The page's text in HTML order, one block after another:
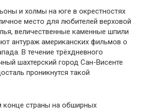
и холмы на юге в окрестностях
место для любителей верховой
величественные каменные шпили
антураж американских фильмов о
В течение трёхдневного
шахтерский город Сан-Висенте
проникнутся такой
страны на обширных